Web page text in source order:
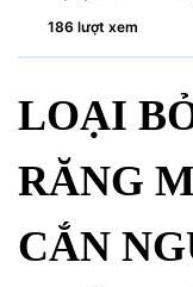
186 lượt xem
LOẠI
RĂNG
CẮN